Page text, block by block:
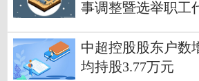
事调整暨选举职工
中超控股股东户数
均持股3.77万元